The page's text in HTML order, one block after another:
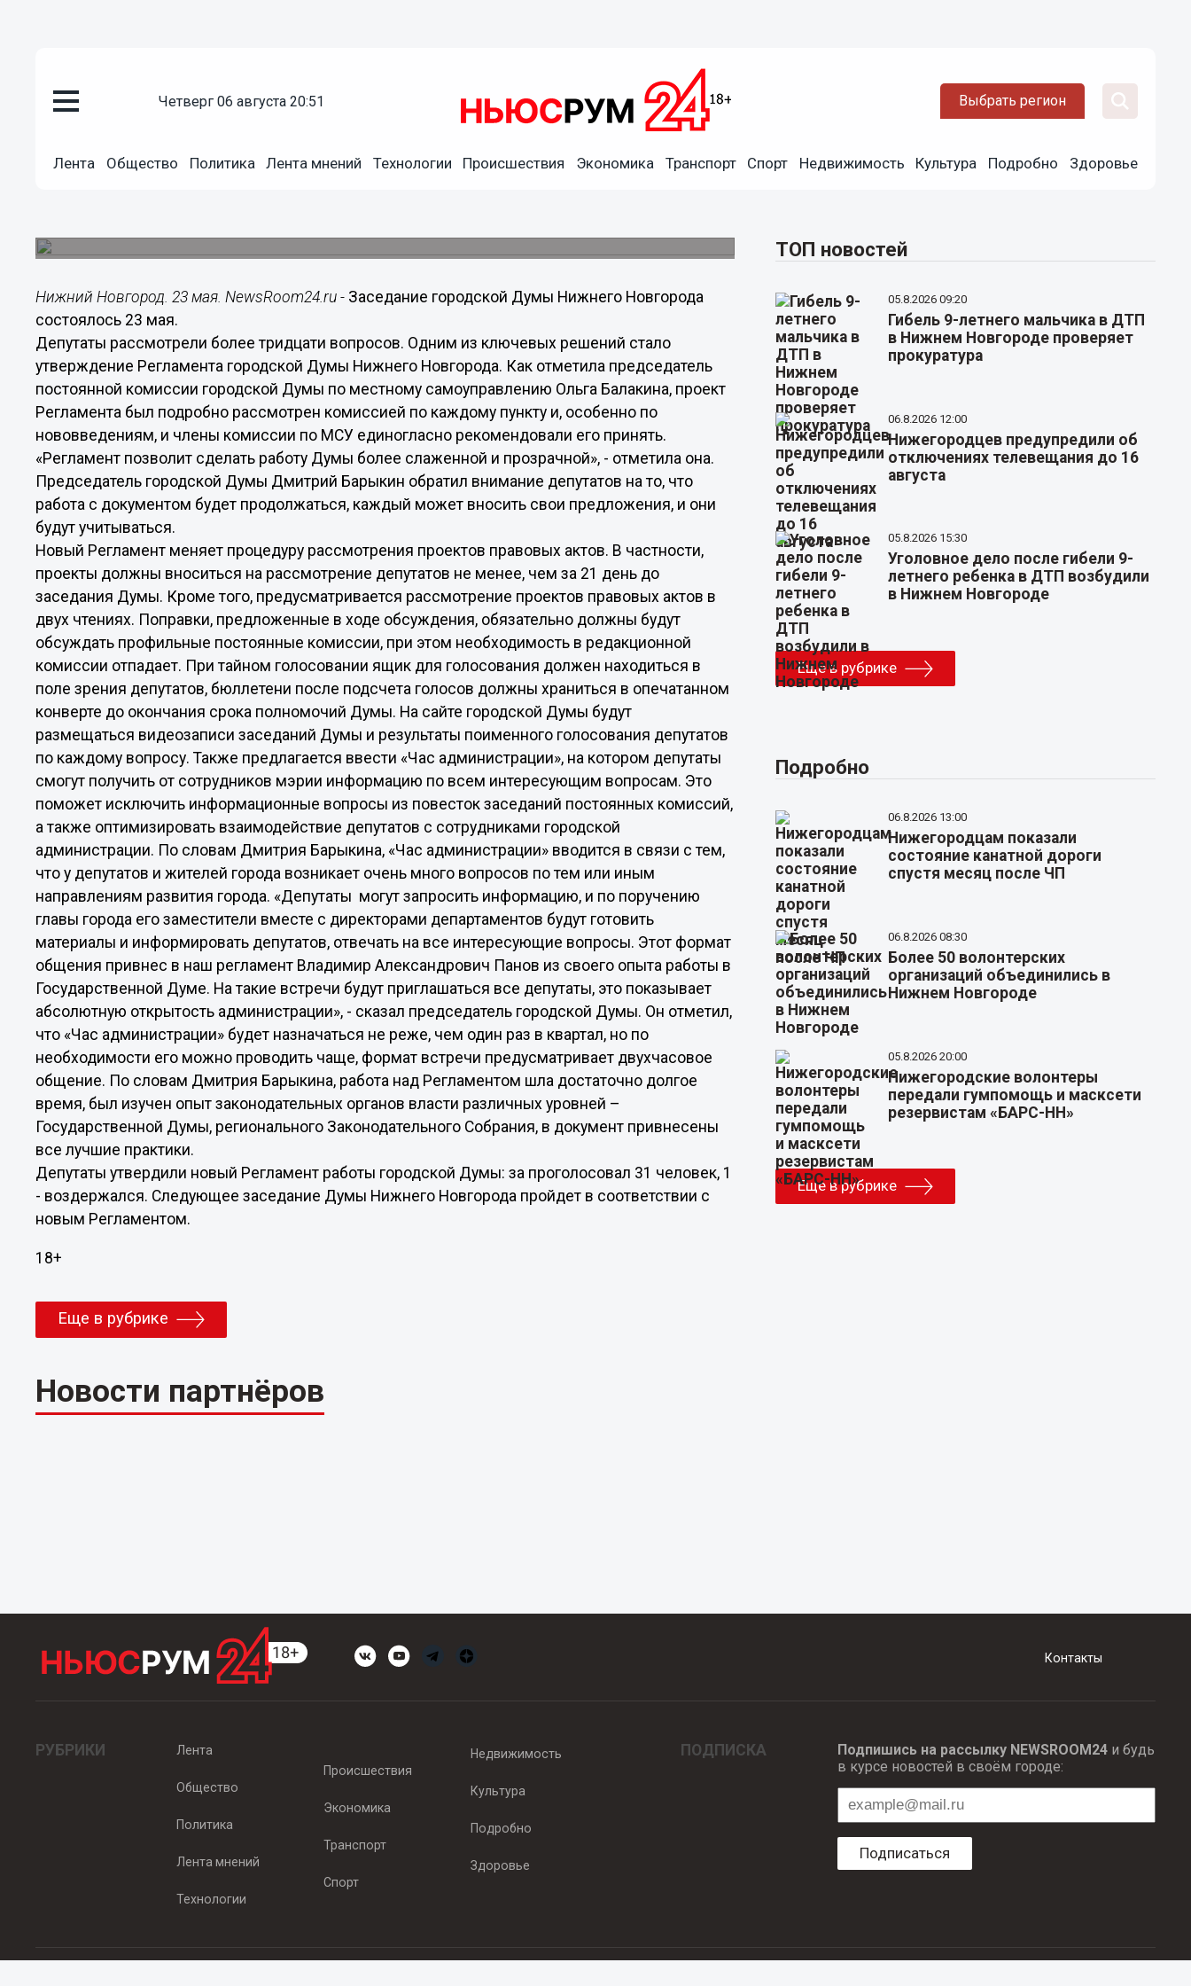
четверг 06 августа 20:51 Выбрать регион
Лента Общество Политика Лента мнений Технологии Происшествия Экономика Транспорт Спорт Недвижимость Культура Подробно Здоровье
Лента мнений
законодательных органов власти различных уровней, -
Нижний Новгород. 23 мая. NewsRoom24.ru - Заседание городской Думы Нижнего Новгорода
состоялось 23 мая.
Депутаты рассмотрели более тридцати вопросов. Одним из ключевых решений стало
утверждение Регламента городской Думы Нижнего Новгорода. Как отметила председатель
постоянной комиссии городской Думы по местному самоуправлению Ольга Балакина, проект
Регламента был подробно рассмотрен комиссией по каждому пункту и, особенно по
нововведениям, и члены комиссии по МСУ единогласно рекомендовали его принять.
«Регламент позволит сделать работу Думы более слаженной и прозрачной», - отметила она.
Председатель городской Думы Дмитрий Барыкин обратил внимание депутатов на то, что
работа с документом будет продолжаться, каждый может вносить свои предложения, и они
будут учитываться.
Новый Регламент меняет процедуру рассмотрения проектов правовых актов. В частности,
проекты должны вноситься на рассмотрение депутатов не менее, чем за 21 день до
заседания Думы. Кроме того, предусматривается рассмотрение проектов правовых актов в
двух чтениях. Поправки, предложенные в ходе обсуждения, обязательно должны будут
обсуждать профильные постоянные комиссии, при этом необходимость в редакционной
комиссии отпадает. При тайном голосовании ящик для голосования должен находиться в
поле зрения депутатов, бюллетени после подсчета голосов должны храниться в опечатанном
конверте до окончания срока полномочий Думы. На сайте городской Думы будут
размещаться видеозаписи заседаний Думы и результаты поименного голосования депутатов
по каждому вопросу. Также предлагается ввести «Час администрации», на котором депутаты
смогут получить от сотрудников мэрии информацию по всем интересующим вопросам. Это
поможет исключить информационные вопросы из повесток заседаний постоянных комиссий,
а также оптимизировать взаимодействие депутатов с сотрудниками городской
администрации. По словам Дмитрия Барыкина, «Час администрации» вводится в связи с тем,
что у депутатов и жителей города возникает очень много вопросов по тем или иным
направлениям развития города. «Депутаты могут запросить информацию, и по поручению
главы города его заместители вместе с директорами департаментов будут готовить
материалы и информировать депутатов, отвечать на все интересующие вопросы. Этот формат
общения привнес в наш регламент Владимир Александрович Панов из своего опыта работы в
Государственной Думе. На такие встречи будут приглашаться все депутаты, это показывает
абсолютную открытость администрации», - сказал председатель городской Думы. Он отметил,
что «Час администрации» будет назначаться не реже, чем один раз в квартал, но по
необходимости его можно проводить чаще, формат встречи предусматривает двухчасовое
общение. По словам Дмитрия Барыкина, работа над Регламентом шла достаточно долгое
время, был изучен опыт законодательных органов власти различных уровней –
Государственной Думы, регионального Законодательного Собрания, в документ привнесены
все лучшие практики.
Депутаты утвердили новый Регламент работы городской Думы: за проголосовал 31 человек, 1
- воздержался. Следующее заседание Думы Нижнего Новгорода пройдет в соответствии с
новым Регламентом.
18+
Еще в рубрике
Новости партнёров
ТОП новостей
05.8.2026 09:20
Гибель 9-летнего мальчика в ДТП
в Нижнем Новгороде проверяет
прокуратура
06.8.2026 12:00
Нижегородцев предупредили об
отключениях телевещания до 16
августа
05.8.2026 15:30
Уголовное дело после гибели 9-
летнего ребенка в ДТП возбудили
в Нижнем Новгороде
Еще в рубрике
Подробно
06.8.2026 13:00
Нижегородцам показали
состояние канатной дороги
спустя месяц после ЧП
06.8.2026 08:30
Более 50 волонтерских
организаций объединились в
Нижнем Новгороде
05.8.2026 20:00
Нижегородские волонтеры
передали гумпомощь и масксети
резервистам «БАРС-НН»
Еще в рубрике
Контакты
РУБРИКИ Лента
Общество
Политика
Лента мнений
Технологии
Происшествия
Экономика
Транспорт
Спорт
Недвижимость
Культура
Подробно
Здоровье
ПОДПИСКА Подпишись на рассылку NEWSROOM24и будь
в курсе новостей в своём городе:
Подписаться